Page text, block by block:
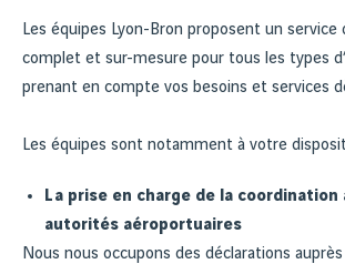
Les équipes Lyon-Bron proposent un service
complet et sur-mesure pour tous les types
prenant en compte vos besoins et services
Les équipes sont notamment à votre
La prise en charge de la coordination
autorités aéroportuaires
Nous nous occupons des déclarations